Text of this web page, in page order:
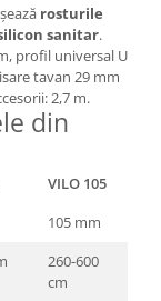
rosturile
sanitar.
profil universal U
tavan 29 mm
2,7 m.
din
VILO 105
105 mm
260-600
cm